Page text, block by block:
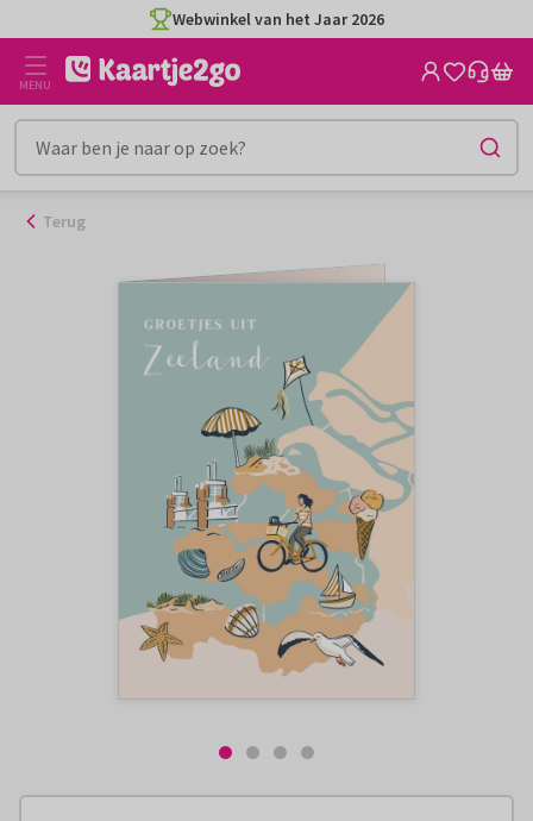
naar
inhoud
Webwinkel van het Jaar 2026
MENU
Terug